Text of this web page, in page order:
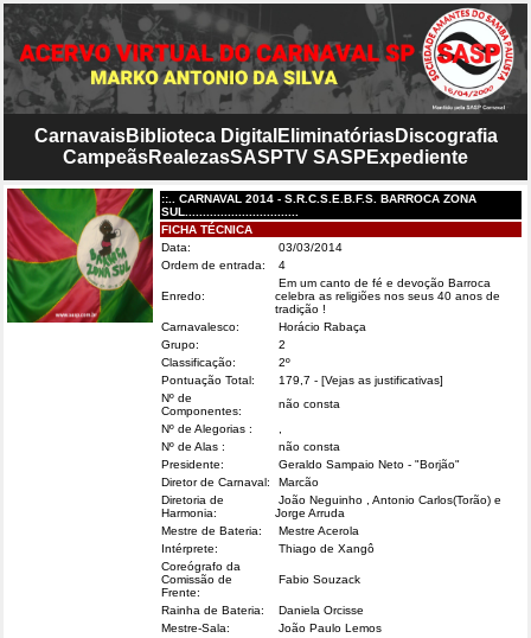
CarnavaisBiblioteca Digital EliminatóriasDiscografia
CampeãsRealezasSASPTV SASP Expediente
::.. CARNAVAL 2014 - S.R.C.S.E.B.F.S. BARROCA ZONA
SUL................................
FICHA TÉCNICA
Data:
03/03/2014
Ordem de entrada:
4
Enredo:
Em um canto de fé e devoção Barroca
celebra as religiões nos seus 40 anos de
tradição !
Carnavalesco:
Horácio Rabaça
Grupo:
2
Classificação:
2º
Pontuação Total:
179,7 - [Vejas as justificativas]
Nº de
Componentes:
não consta
Nº de Alegorias :
Nº de Alas :
não consta
Presidente:
Geraldo Sampaio Neto - "Borjão"
Diretor de Carnaval:
Marcão
Diretoria de
Harmonia:
João Neguinho , Antonio Carlos(Torão) e
Jorge Arruda
Mestre de Bateria:
Mestre Acerola
Intérprete:
Thiago de Xangô
Coreógrafo da
Comissão de
Frente:
Fabio Souzack
Rainha de Bateria:
Daniela Orcisse
Mestre-Sala:
João Paulo Lemos